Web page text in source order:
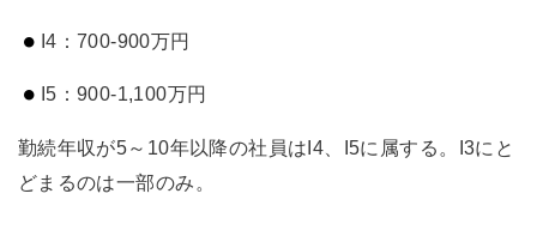
I4：700-900万円
I5：900-1,100万円
勤続年収が5～10年以降の社員はI4、I5に属する。I3にと
どまるのは一部のみ。